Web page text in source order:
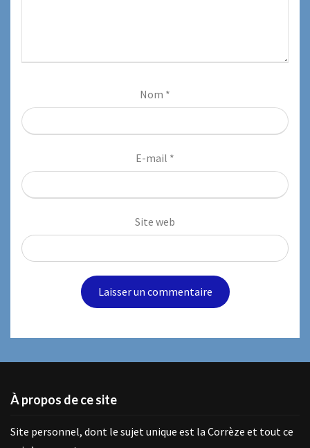
Nom *
E-mail *
Site web
À propos de ce site
Site personnel, dont le sujet unique est la Corrèze et tout ce